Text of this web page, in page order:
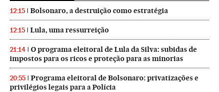
12:15 Bolsonaro, a destruição como estratégia
12:15 Lula, uma ressurreição
21:14
O programa eleitoral de Lula da Silva: subidas de
impostos para os ricos e proteção para as minorias
20:55
Programa eleitoral de Bolsonaro: privatizações e
privilégios legais para a Polícia